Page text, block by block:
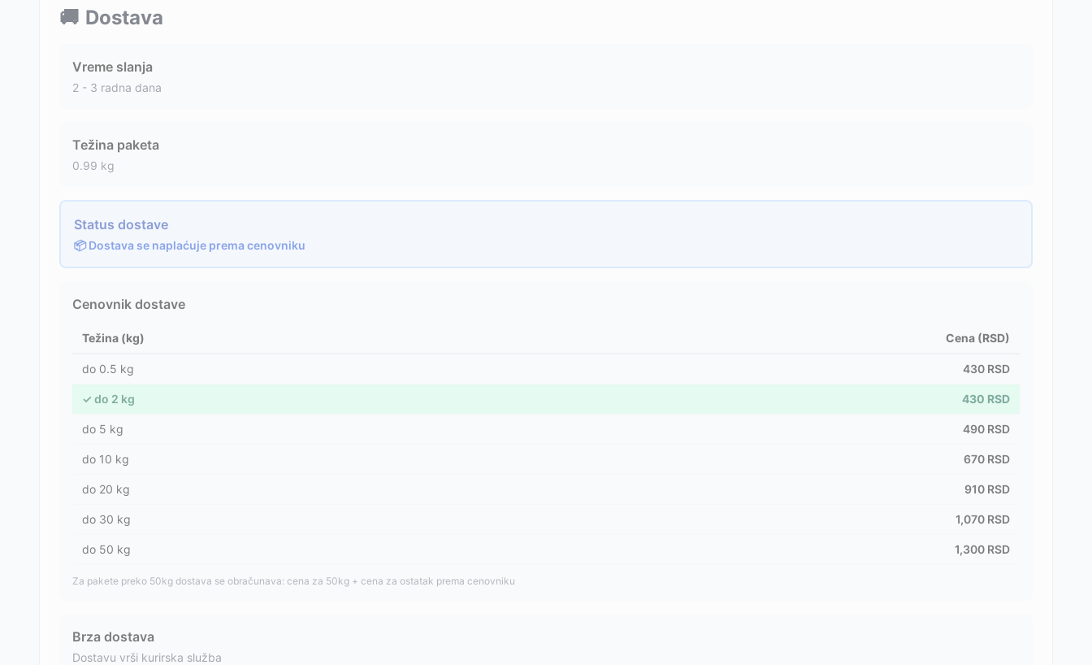
🚚 Dostava
Vreme slanja
2 - 3 radna dana
Težina paketa
0.99 kg
Status dostave
📦 Dostava se naplaćuje prema cenovniku
Cenovnik dostave
Težina (kg) Cena (RSD)
do 0.5 kg 430 RSD
✓ do 2 kg 430 RSD
do 5 kg 490 RSD
do 10 kg 670 RSD
do 20 kg 910 RSD
do 30 kg 1,070 RSD
do 50 kg 1,300 RSD
Za pakete preko 50kg dostava se obračunava: cena za 50kg + cena za ostatak prema cenovniku
Brza dostava
Dostavu vrši kurirska služba